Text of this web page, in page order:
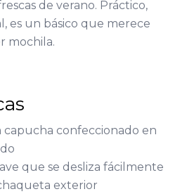
de verano. Práctico,
es un básico que merece
mochila.
capucha confeccionado en
que se desliza fácilmente
exterior